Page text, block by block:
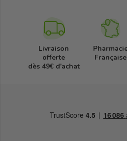
Livraison
offerte
dès 49€ d'achat
Française